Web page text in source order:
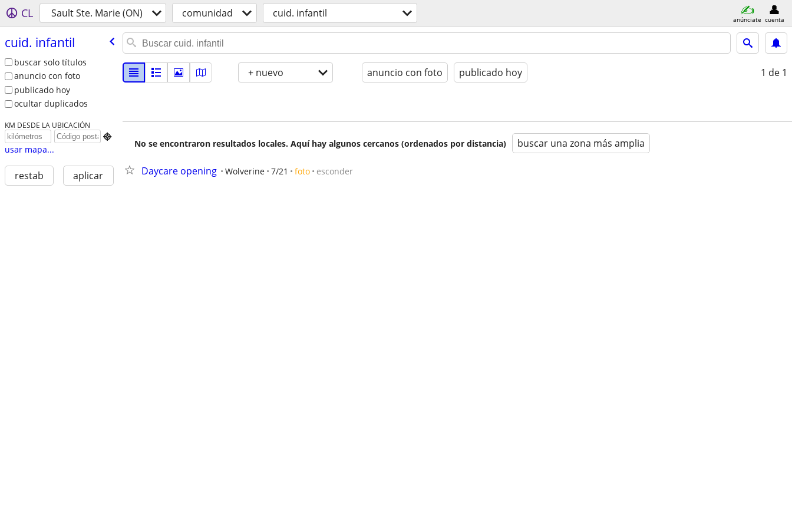
CL Sault Ste. Marie (ON) comunidad cuid. infantil anúnciate cuenta
cuid. infantil
buscar solo títulos
anuncio con foto
publicado hoy
ocultar duplicados
KM DESDE LA UBICACIÓN

usar mapa...
restab aplicar
+ nuevo anuncio con foto publicado hoy 1 de 1
No se encontraron resultados locales. Aquí hay algunos cercanos (ordenados por distancia) buscar una zona más amplia
Daycare opening Wolverine 7/21 foto esconder